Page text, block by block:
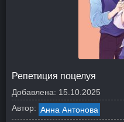
Репетиция поцелуя
Добавлена: 15.10.2025
Автор: Анна Антонова